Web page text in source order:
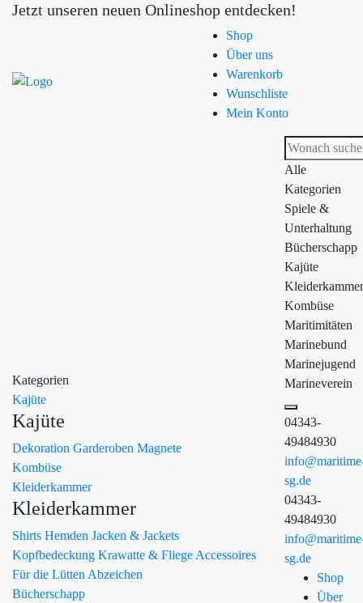
Jetzt unseren neuen Onlineshop entdecken!
Shop
Über uns
Warenkorb
Wunschliste
Mein Konto
Kategorien
Kajüte
Kajüte
Dekoration Garderoben Magnete
Kombüse
Kleiderkammer
Kleiderkammer
Shirts Hemden Jacken & Jackets
Kopfbedeckung Krawatte & Fliege Accessoires
Für die Lütten Abzeichen
Bücherschapp
Alle
Kategorien
Spiele &
Unterhaltung
Bücherschapp
Kajüte
Kleiderkammer
Kombüse
Maritimitäten
Marinebund
Marinejugend
Marineverein
04343-
49484930
sg.de
04343-
49484930
sg.de
Shop
Über